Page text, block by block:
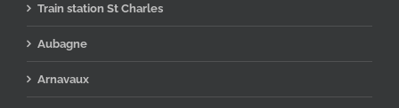
Train station St Charles
Aubagne
Arnavaux